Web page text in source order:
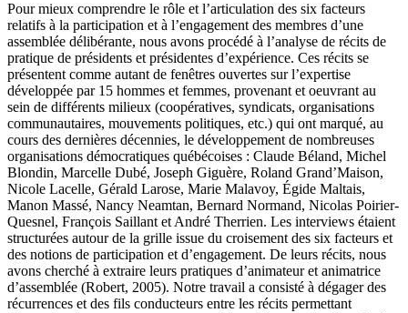
Pour mieux comprendre le rôle et l’articulation des six facteurs
relatifs à la participation et à l’engagement des membres d’une
assemblée délibérante, nous avons procédé à l’analyse de récits de
pratique de présidents et présidentes d’expérience. Ces récits se
présentent comme autant de fenêtres ouvertes sur l’expertise
développée par 15 hommes et femmes, provenant et oeuvrant au
sein de différents milieux (coopératives, syndicats, organisations
communautaires, mouvements politiques, etc.) qui ont marqué, au
cours des dernières décennies, le développement de nombreuses
organisations démocratiques québécoises : Claude Béland, Michel
Blondin, Marcelle Dubé, Joseph Giguère, Roland Grand’Maison,
Nicole Lacelle, Gérald Larose, Marie Malavoy, Égide Maltais,
Manon Massé, Nancy Neamtan, Bernard Normand, Nicolas Poirier-
Quesnel, François Saillant et André Therrien. Les interviews étaient
structurées autour de la grille issue du croisement des six facteurs et
des notions de participation et d’engagement. De leurs récits, nous
avons cherché à extraire leurs pratiques d’animateur et animatrice
d’assemblée (Robert, 2005). Notre travail a consisté à dégager des
récurrences et des fils conducteurs entre les récits permettant